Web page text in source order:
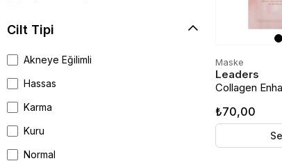
Cilt Tipi
Akneye Eğilimli
Hassas
Karma
Kuru
Normal
Maske
Leaders
Collagen
Yenileyici
₺70,00